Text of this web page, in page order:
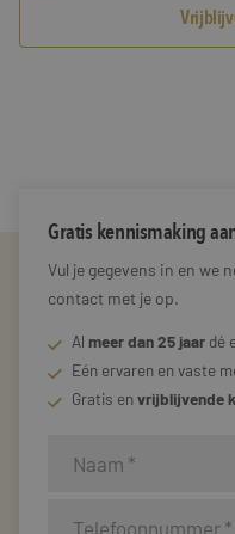
Gratis kennismaking
Vul je gegevens in en we
contact met je op.
Al meer dan 25 jaar dé
Eén ervaren en vaste
Gratis envrijblijvende